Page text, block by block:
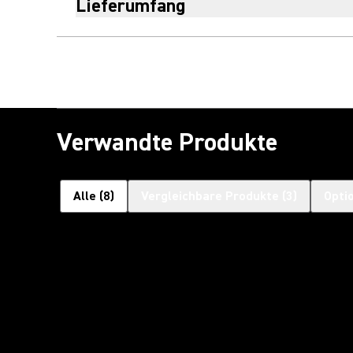
Lieferumfang
Verwandte Produkte
Alle (8)